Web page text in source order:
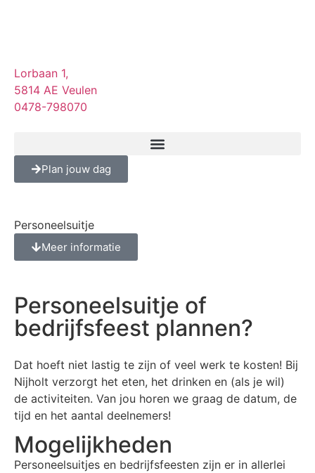
Lorbaan 1,
5814 AE Veulen
0478-798070
Plan jouw dag
Personeelsuitje
Meer informatie
Personeelsuitje of
bedrijfsfeest plannen?
Dat hoeft niet lastig te zijn of veel werk te kosten! Bij
Nijholt verzorgt het eten, het drinken en (als je wil)
de activiteiten. Van jou horen we graag de datum, de
tijd en het aantal deelnemers!
Mogelijkheden
Personeelsuitjes en bedrijfsfeesten zijn er in allerlei